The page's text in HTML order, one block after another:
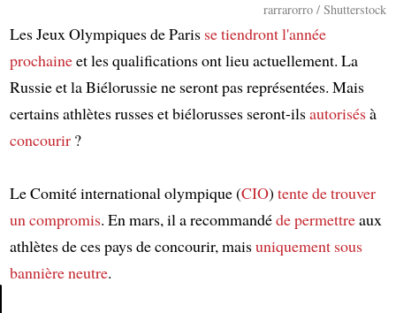
rarrarorro / Shutterstock
Les Jeux Olympiques de Paris se tiendrontl'année
prochaineet les qualifications ont lieu actuellement. La
Russie et la Biélorussie ne seront pas représentées. Mais
certains athlètes russes et biélorusses seront-ilsautorisésà
concourir?
Le Comité international olympique (CIO) tente de trouver
un compromis. En mars, il a recommandéde permettreaux
athlètes de ces pays de concourir, maisuniquement sous
bannière neutre.